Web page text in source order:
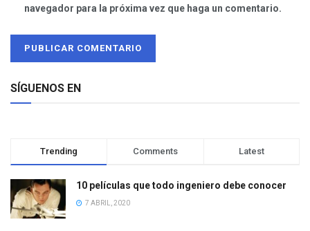
navegador para la próxima vez que haga un comentario.
SÍGUENOS EN
Trending Comments Latest
10 películas que todo ingeniero debe conocer
7 ABRIL, 2020